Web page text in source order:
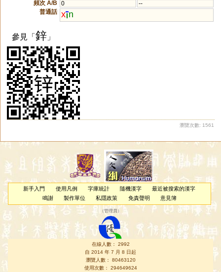
頻次 A/B
0
--
普通話 x n
參見「鋅」
瀏覽次數: 1561
新手入門 使用凡例 字庫統計 隨機漢字
最近被搜索的漢字
鳴謝
製作單位 私隱政策 免責聲明 意見簿
（管理員 ）
在線人數： 2992
自 2014 年 7 月 8 日起
瀏覽人數： 80463120
使用次數： 294649624